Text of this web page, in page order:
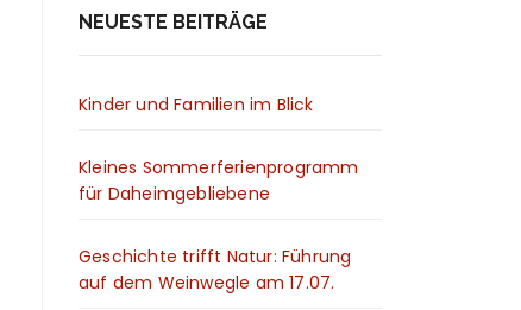
NEUESTE BEITRÄGE
Kinder und Familien im Blick
Kleines Sommerferienprogramm
für Daheimgebliebene
Geschichte trifft Natur: Führung
auf dem Weinwegle am 17.07.